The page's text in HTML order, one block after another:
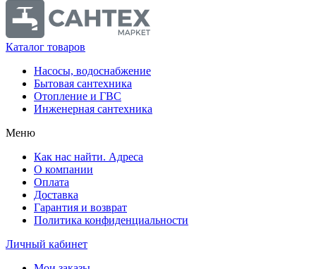
Каталог товаров
Насосы, водоснабжение
Бытовая сантехника
Отопление и ГВС
Инженерная сантехника
Меню
Как нас найти. Адреса
О компании
Оплата
Доставка
Гарантия и возврат
Политика конфиденциальности
Личный кабинет